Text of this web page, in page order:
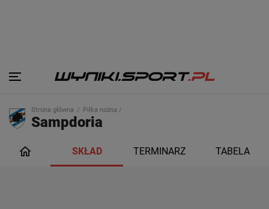
Strona główna Piłka nożna /
Sampdoria
SKŁAD TERMINARZ TABELA